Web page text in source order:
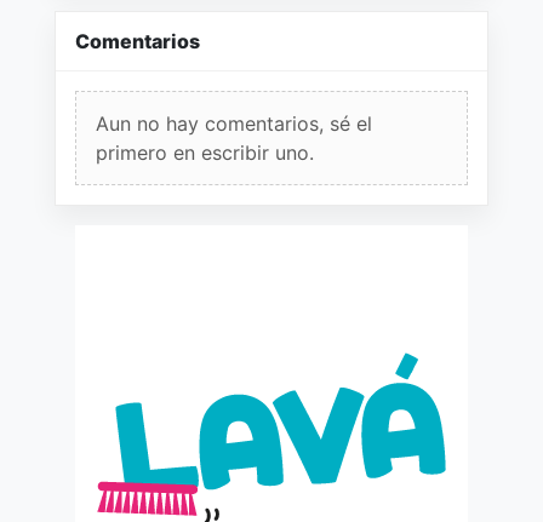
Comentarios
Aun no hay comentarios, sé el
primero en escribir uno.